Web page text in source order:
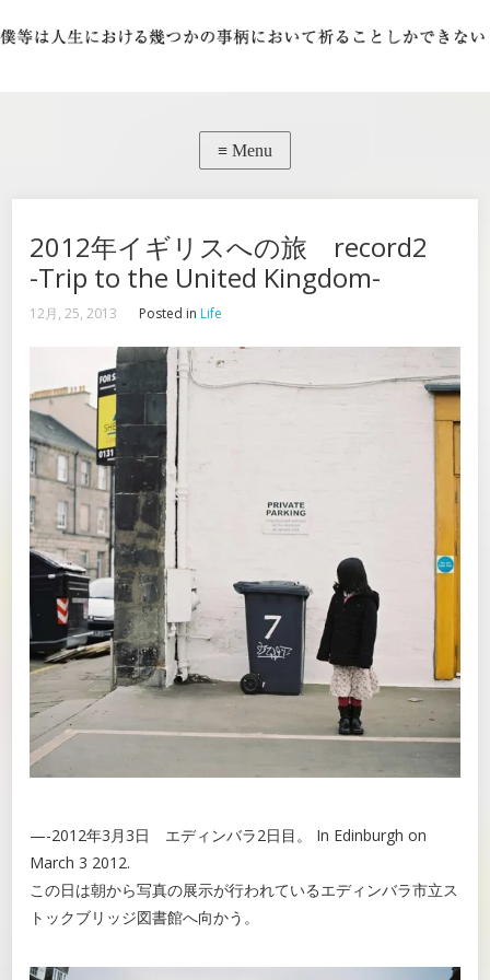
2012年イギリスへの旅 record2
-Trip to the United Kingdom-
12月, 25, 2013 Posted in Life
—-2012年3月3日 エディンバラ2日目。 In Edinburgh on
March 3 2012.
この日は朝から写真の展示が行われているエディンバラ市立ス
トックブリッジ図書館へ向かう。